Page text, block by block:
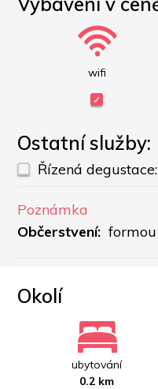
wifi
Ostatní služby:
Řízená degustace:
Poznámka
Občerstvení:
Okolí
ubytování
0.2 km